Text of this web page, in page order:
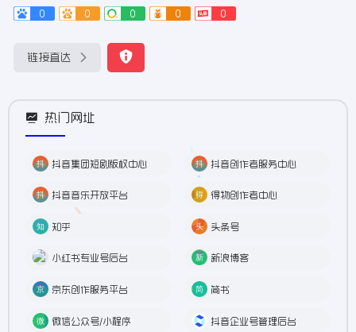
0 0 0 0 0
链接直达
热门网址
抖音集团短剧版权中心 抖音创作者服务中心
抖音音乐开放平台 得物创作者中心
知乎 头条号
小红书专业号后台 新浪博客
京东创作服务平台 简书
微信公众号/小程序 抖音企业号管理后台